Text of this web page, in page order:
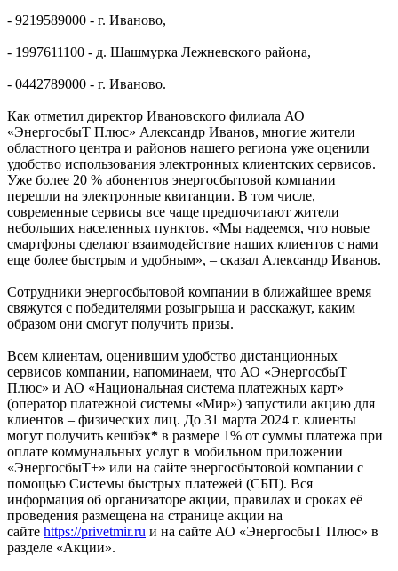
- 9219589000 - г. Иваново,
- 1997611100 - д. Шашмурка Лежневского района,
- 0442789000 - г. Иваново.
Как отметил директор Ивановского филиала АО
«ЭнергосбыТ Плюс» Александр Иванов, многие жители
областного центра и районов нашего региона уже оценили
удобство использования электронных клиентских сервисов.
Уже более 20 % абонентов энергосбытовой компании
перешли на электронные квитанции. В том числе,
современные сервисы все чаще предпочитают жители
небольших населенных пунктов. «Мы надеемся, что новые
смартфоны сделают взаимодействие наших клиентов с нами
еще более быстрым и удобным», – сказал Александр Иванов.
Сотрудники энергосбытовой компании в ближайшее время
свяжутся с победителями розыгрыша и расскажут, каким
образом они смогут получить призы.
Всем клиентам, оценившим удобство дистанционных
сервисов компании, напоминаем, что АО «ЭнергосбыТ
Плюс» и АО «Национальная система платежных карт»
(оператор платежной системы «Мир») запустили акцию для
клиентов – физических лиц. До 31 марта 2024 г. клиенты
могут получить кешбэк* в размере 1% от суммы платежа при
оплате коммунальных услуг в мобильном приложении
«ЭнергосбыТ+» или на сайте энергосбытовой компании с
помощью Системы быстрых платежей (СБП). Вся
информация об организаторе акции, правилах и сроках её
проведения размещена на странице акции на
сайте https://privetmir.ru и на сайте АО «ЭнергосбыТ Плюс» в
разделе «Акции».